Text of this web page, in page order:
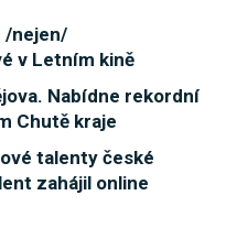
/nejen/
v Letním kině
Nabídne rekordní
Chutě kraje
talenty české
zahájil online